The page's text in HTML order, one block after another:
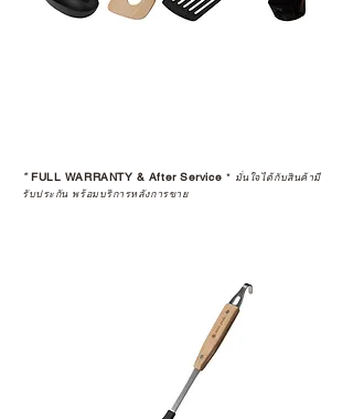
ประกันสินค้าจากตัวแทนจำหน่าย
ในอุปกรณ์ที่คุณรัก มีคุณค่าอย่าง
ตัวแทนจำหน่ายที่ได้รับการแต่งตั้ง
เพื่อให้คุณได้รับทั้งสินค้า และ
ประสบการณ์ที่สมบูรณ์แบบในระยะ
อ่านต่อเรื่องการรับประกันสินค้าได้
*FULL WARRANTY & After Service * มั่นใจได้กับสินค้ามี
รับประกัน พร้อมบริการหลังการขาย